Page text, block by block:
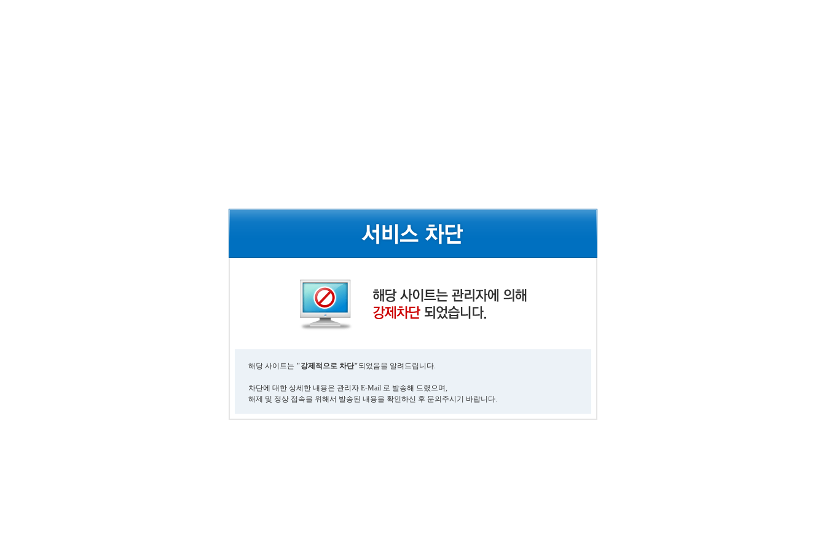
해당 사이트는 "강제적으로 차단"되었음을 알려드립니다.
차단에 대한 상세한 내용은 관리자 E-Mail 로 발송해 드렸으며,
해제 및 정상 접속을 위해서 발송된 내용을 확인하신 후 문의주시기 바랍니다.